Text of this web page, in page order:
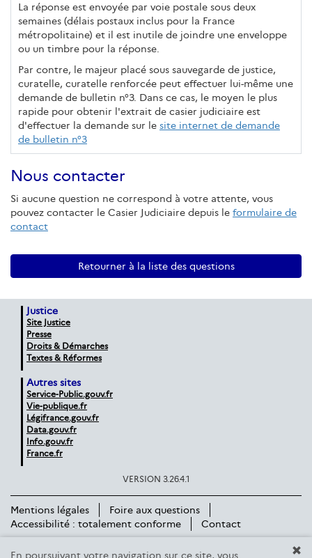
En poursuivant votre navigation sur ce site, vous
La réponse est envoyée par voie postale sous deux
semaines (délais postaux inclus pour la France
métropolitaine) et il est inutile de joindre une enveloppe
ou un timbre pour la réponse.
Par contre, le majeur placé sous sauvegarde de justice,
curatelle, curatelle renforcée peut effectuer lui-même une
demande de bulletin n°3. Dans ce cas, le moyen le plus
rapide pour obtenir l'extrait de casier judiciaire est
d'effectuer la demande sur le site internet de demande
de bulletin n°3
Nous contacter
Si aucune question ne correspond à votre attente, vous
pouvez contacter le Casier Judiciaire depuis le formulaire de
contact
Retourner à la liste des questions
Justice
Site Justice
Presse
Droits & Démarches
Textes & Réformes
Autres sites
Service-Public.gouv.fr
Vie-publique.fr
Légifrance.gouv.fr
Data.gouv.fr
Info.gouv.fr
France.fr
VERSION 3.26.4.1
Mentions légales
Foire aux questions
Accessibilité : totalement conforme
Contact